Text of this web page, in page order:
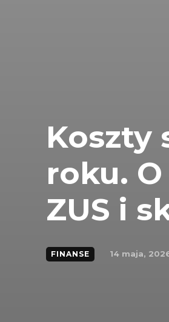
Koszty
roku.
ZUS i
FINANSE 14 maja,